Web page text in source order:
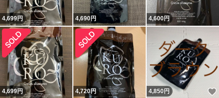
4,699円 4,690円 4,600円
4,699円 4,720円 4,850円